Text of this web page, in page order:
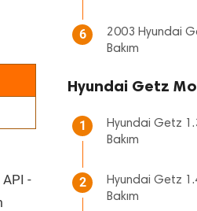
-
6
2003 Hyundai
Bakım
Hyundai Getz
1
Hyundai Getz
Bakım
2
Hyundai Getz
Bakım